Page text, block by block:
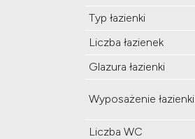
Typ łazienki
Liczba łazienek
Glazura łazienki
Wyposażenie łazienki
Liczba WC